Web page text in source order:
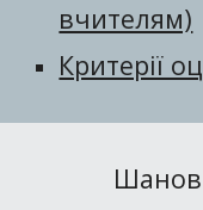
вчителям)
Критерії